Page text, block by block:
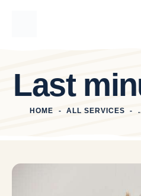
Last
HOME ALL SERVICES